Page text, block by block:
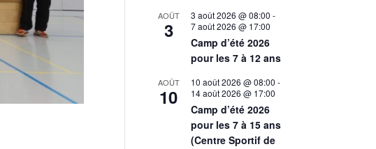
AOÛT
3
3 août 2026 @ 08:00 -
7 août 2026 @ 17:00
Camp d’été 2026
pour les 7 à 12 ans
AOÛT
10
10 août 2026 @ 08:00 -
14 août 2026 @ 17:00
Camp d’été 2026
pour les 7 à 15 ans
(Centre Sportif de